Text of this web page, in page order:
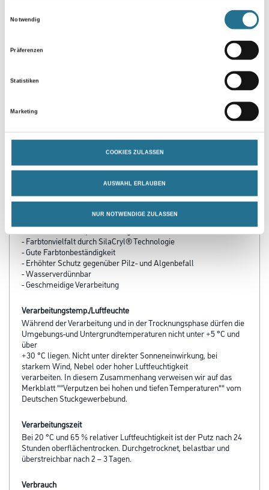
Notwendig
Präferenzen
Statistiken
Marketing
COOKIES ZULASSEN
AUSWAHL ERLAUBEN
NUR NOTWENDIGE ZULASSEN
PRODUKTEIGENSCHAFTEN
- Hoch wasserdampfdurchlässig
- Farbtonvielfalt durch SilaCryl® Technologie
- Gute Farbtonbeständigkeit
- Erhöhter Schutz gegenüber Pilz- und Algenbefall
- Wasserverdünnbar
- Geschmeidige Verarbeitung
Verarbeitungstemp./Luftfeuchte
Während der Verarbeitung und in der Trocknungsphase dürfen die
Umgebungs-und Untergrundtemperaturen nicht unter +5 °C und
über
+30 °C liegen. Nicht unter direkter Sonneneinwirkung, bei
starkem Wind, Nebel oder hoher Luftfeuchtigkeit
verarbeiten. In diesem Zusammenhang verweisen wir auf das
Merkblatt ""Verputzen bei hohen und tiefen Temperaturen"" vom
Deutschen Stuckgewerbebund.
Verarbeitungszeit
Bei 20 °C und 65 % relativer Luftfeuchtigkeit ist der Putz nach 24
Stunden oberflächentrocken. Durchgetrocknet, belastbar und
überstreichbar nach 2 – 3 Tagen.
Verbrauch